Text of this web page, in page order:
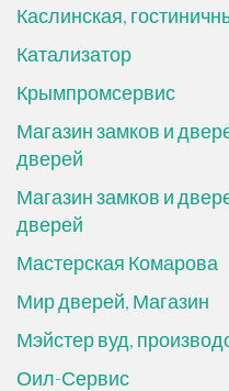
Каслинская,
Катализатор
Крымпромсервис
Магазин замков и
дверей
Магазин замков и
дверей
Мастерская Комарова
Мир дверей, Магазин
Мэйстер вуд,
Оил-Сервис